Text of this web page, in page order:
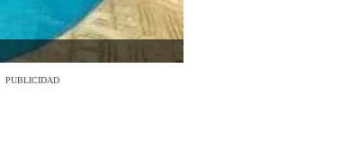
PUBLICIDAD